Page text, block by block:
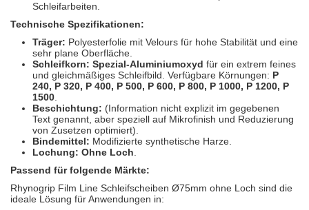
Schleifarbeiten.
Technische Spezifikationen:
Träger: Polyesterfolie mit Velours für hohe Stabilität und eine
sehr plane Oberfläche.
Schleifkorn: Spezial-Aluminiumoxyd für ein extrem feines
und gleichmäßiges Schleifbild. Verfügbare Körnungen: P
240, P 320, P 400, P 500, P 600, P 800, P 1000, P 1200, P
1500
Beschichtung: (Information nicht explizit im gegebenen
Text genannt, aber speziell auf Mikrofinish und Reduzierung
von Zusetzen optimiert).
Bindemittel: Modifizierte synthetische Harze.
Lochung: Ohne Loch
Passend für folgende Märkte:
Rhynogrip Film Line Schleifscheiben Ø75mm ohne Loch sind die
ideale Lösung für Anwendungen in: